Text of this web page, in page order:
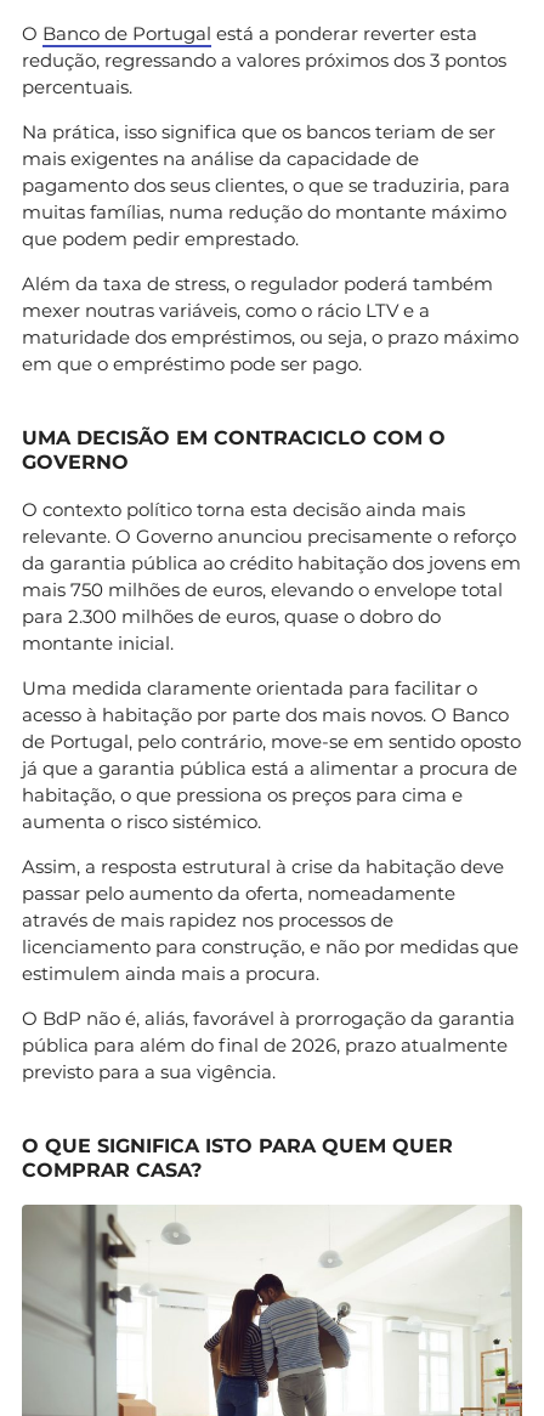
O Banco de Portugal está a ponderar reverter esta
redução, regressando a valores próximos dos 3 pontos
percentuais.
Na prática, isso significa que os bancos teriam de ser
mais exigentes na análise da capacidade de
pagamento dos seus clientes, o que se traduziria, para
muitas famílias, numa redução do montante máximo
que podem pedir emprestado.
Além da taxa de stress, o regulador poderá também
mexer noutras variáveis, como o rácio LTV e a
maturidade dos empréstimos, ou seja, o prazo máximo
em que o empréstimo pode ser pago.
UMA DECISÃO EM CONTRACICLO COM O
GOVERNO
O contexto político torna esta decisão ainda mais
relevante. O Governo anunciou precisamente o reforço
da garantia pública ao crédito habitação dos jovens em
mais 750 milhões de euros, elevando o envelope total
para 2.300 milhões de euros, quase o dobro do
montante inicial.
Uma medida claramente orientada para facilitar o
acesso à habitação por parte dos mais novos. O Banco
de Portugal, pelo contrário, move-se em sentido oposto
já que a garantia pública está a alimentar a procura de
habitação, o que pressiona os preços para cima e
aumenta o risco sistémico.
Assim, a resposta estrutural à crise da habitação deve
passar pelo aumento da oferta, nomeadamente
através de mais rapidez nos processos de
licenciamento para construção, e não por medidas que
estimulem ainda mais a procura.
O BdP não é, aliás, favorável à prorrogação da garantia
pública para além do final de 2026, prazo atualmente
previsto para a sua vigência.
O QUE SIGNIFICA ISTO PARA QUEM QUER
COMPRAR CASA?